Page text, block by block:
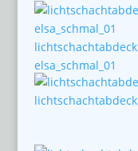
elsa_schmal_01